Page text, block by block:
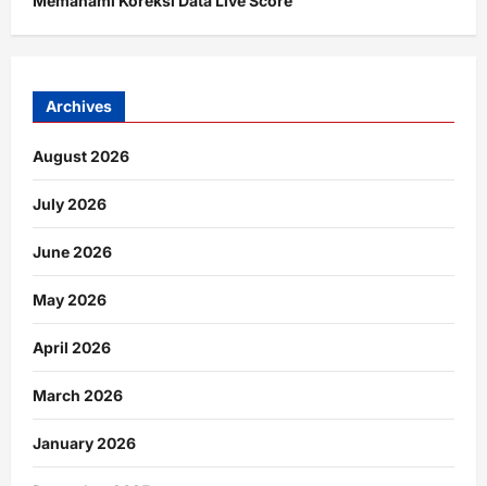
Archives
August 2026
July 2026
June 2026
May 2026
April 2026
March 2026
January 2026